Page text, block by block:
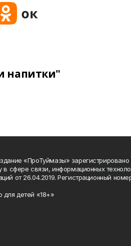
напитки"
«ПроТуймазы»
в сфере связи, информационных
от 26.04.2019. Регистрационный
для детей «18+»